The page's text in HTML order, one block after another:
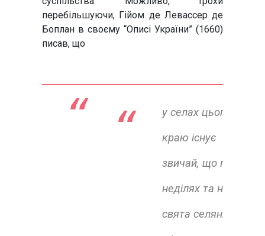
перебільшуючи, Гійом де Левассер де
Боплан в своєму “Описі України” (1660)
писав, що
“
у селах цього
краю існує
звичай, що по
неділях та на
свята селяни з